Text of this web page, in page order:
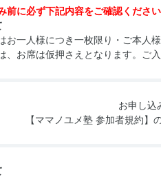
前に必ず下記内容をご確認ください
お一人様につき一枚限り・ご本人
、お席は仮押さえとなります。ご
お申し込
【ママノユメ塾 参加者規約】